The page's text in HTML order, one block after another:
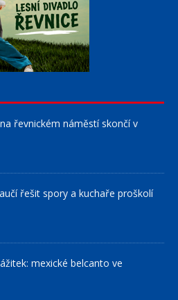
řevnickém náměstí skončí v
řešit spory a kuchaře proškolí
mexické belcanto ve